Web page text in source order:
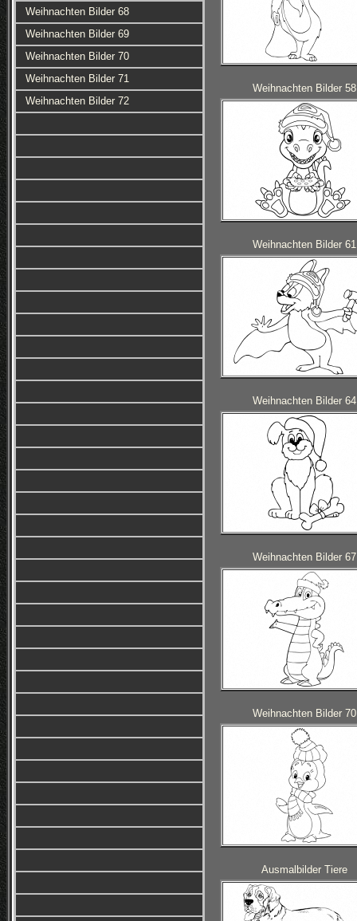
Weihnachten Bilder 68
Weihnachten Bilder 69
Weihnachten Bilder 70
Weihnachten Bilder 71
Weihnachten Bilder 72
Weihnachten Bilder 58
Weihnachten Bilder 61
Weihnachten Bilder 64
Weihnachten Bilder 67
Weihnachten Bilder 70
Ausmalbilder Tiere